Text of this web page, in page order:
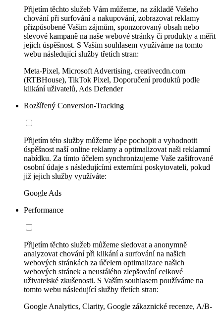
Přijetím těchto služeb Vám můžeme, na základě Vašeho
chování při surfování a nakupování, zobrazovat reklamy
přizpůsobené Vašim zájmům, sponzorovaný obsah nebo
slevové kampaně na naše webové stránky či produkty a měřit
jejich úspěšnost. S Vaším souhlasem využíváme na tomto
webu následující služby třetích stran:
Meta-Pixel, Microsoft Advertising, creativecdn.com
(RTBHouse), TikTok Pixel, Doporučení produktů podle
klikání uživatelů, Ads Defender
Rozšířený Conversion-Tracking
Přijetím této služby můžeme lépe pochopit a vyhodnotit
úspěšnost naší online reklamy a optimalizovat naši reklamní
nabídku. Za tímto účelem synchronizujeme Vaše zašifrované
osobní údaje s následujícími externími poskytovateli, pokud
již jejich služby využíváte:
Google Ads
Performance
Přijetím těchto služeb můžeme sledovat a anonymně
analyzovat chování při klikání a surfování na našich
webových stránkách za účelem optimalizace našich
webových stránek a neustálého zlepšování celkové
uživatelské zkušenosti. S Vaším souhlasem používáme na
tomto webu následující služby třetích stran:
Google Analytics, Clarity, Google zákaznické recenze, A/B-